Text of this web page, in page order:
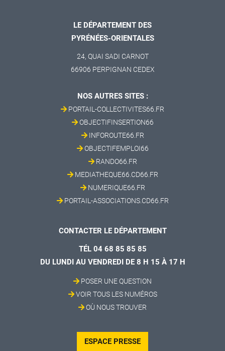
LE DÉPARTEMENT DES
PYRÉNÉES-ORIENTALES
24, QUAI SADI CARNOT
66906 PERPIGNAN CEDEX
NOS AUTRES SITES :
PORTAIL-COLLECTIVITES66.FR
OBJECTIFINSERTION66
INFOROUTE66.FR
OBJECTIFEMPLOI66
RANDO66.FR
MEDIATHEQUE66.CD66.FR
NUMERIQUE66.FR
PORTAIL-ASSOCIATIONS.CD66.FR
CONTACTER LE DÉPARTEMENT
TÉL 04 68 85 85 85
DU LUNDI AU VENDREDI DE 8 H 15 À 17 H
POSER UNE QUESTION
VOIR TOUS LES NUMÉROS
OÙ NOUS TROUVER
ESPACE PRESSE